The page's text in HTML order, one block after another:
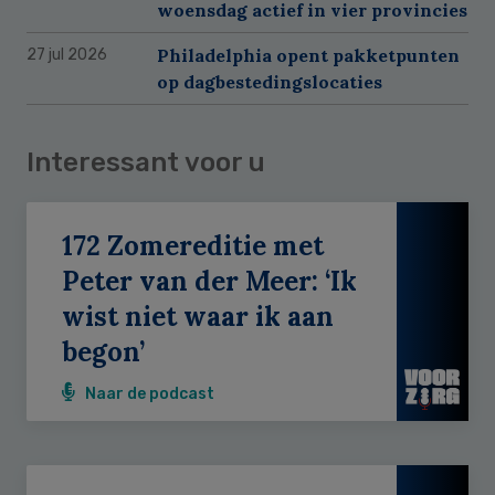
woensdag actief in vier provincies
27 jul 2026
Philadelphia opent pakketpunten
op dagbestedingslocaties
Interessant voor u
172 Zomereditie met
Peter van der Meer: ‘Ik
wist niet waar ik aan
begon’
Naar de podcast